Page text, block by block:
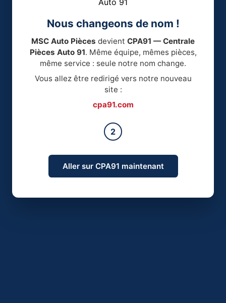
Nous changeons de nom !
MSC Auto Pièces devient CPA91 — Centrale
Pièces Auto 91. Même équipe, mêmes pièces,
même service : seule notre nom change.
Vous allez être redirigé vers notre nouveau
site :
cpa91.com
2
Aller sur CPA91 maintenant